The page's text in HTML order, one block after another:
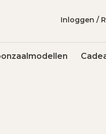
Inloggen /